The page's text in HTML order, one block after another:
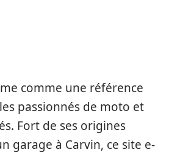
comme une référence
passionnés de moto et
Fort de ses origines
garage à Carvin, ce site e-